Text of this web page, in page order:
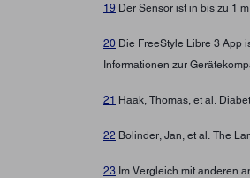
19 Der Sensor ist in bis zu 1
20 Die FreeStyle Libre 3 App
Informationen zur
21 Haak, Thomas, et al.
22 Bolinder, Jan, et al. The
23 Im Vergleich mit anderen